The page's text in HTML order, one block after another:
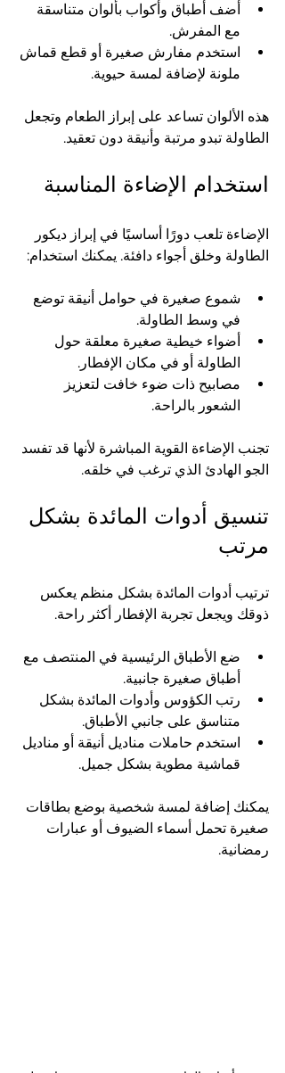
أضف أطباق وأكواب بألوان متناسقة
مع المفرش.
استخدم مفارش صغيرة أو قطع قماش
ملونة لإضافة لمسة حيوية.
هذه الألوان تساعد على إبراز الطعام وتجعل
الطاولة تبدو مرتبة وأنيقة دون تعقيد.
استخدام الإضاءة المناسبة
الإضاءة تلعب دورًا أساسيًا في إبراز ديكور
الطاولة وخلق أجواء دافئة. يمكنك استخدام:
شموع صغيرة في حوامل أنيقة توضع
في وسط الطاولة.
أضواء خيطية صغيرة معلقة حول
الطاولة أو في مكان الإفطار.
مصابيح ذات ضوء خافت لتعزيز
الشعور بالراحة.
تجنب الإضاءة القوية المباشرة لأنها قد تفسد
الجو الهادئ الذي ترغب في خلقه.
تنسيق أدوات المائدة بشكل
مرتب
ترتيب أدوات المائدة بشكل منظم يعكس
ذوقك ويجعل تجربة الإفطار أكثر راحة.
ضع الأطباق الرئيسية في المنتصف مع
أطباق صغيرة جانبية.
رتب الكؤوس وأدوات المائدة بشكل
متناسق على جانبي الأطباق.
استخدم حاملات مناديل أنيقة أو مناديل
قماشية مطوية بشكل جميل.
يمكنك إضافة لمسة شخصية بوضع بطاقات
صغيرة تحمل أسماء الضيوف أو عبارات
رمضانية.